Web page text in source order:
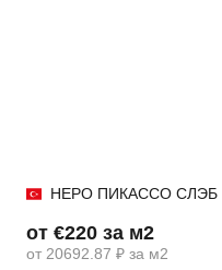
НЕРО ПИКАССО СЛЭБ
от €220 за м2
от 20692.87 ₽ за м2